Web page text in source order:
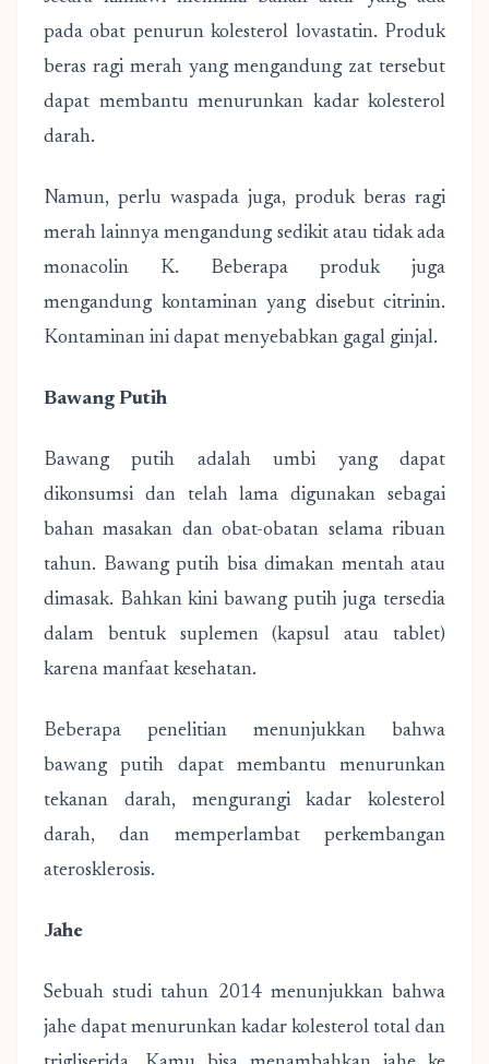
pada obat penurun kolesterol lovastatin. Produk
beras ragi merah yang mengandung zat tersebut
dapat membantu menurunkan kadar kolesterol
darah.
Namun, perlu waspada juga, produk beras ragi
merah lainnya mengandung sedikit atau tidak ada
monacolin K. Beberapa produk juga
mengandung kontaminan yang disebut citrinin.
Kontaminan ini dapat menyebabkan gagal ginjal.
Bawang Putih
Bawang putih adalah umbi yang dapat
dikonsumsi dan telah lama digunakan sebagai
bahan masakan dan obat-obatan selama ribuan
tahun. Bawang putih bisa dimakan mentah atau
dimasak. Bahkan kini bawang putih juga tersedia
dalam bentuk suplemen (kapsul atau tablet)
karena manfaat kesehatan.
Beberapa penelitian menunjukkan bahwa
bawang putih dapat membantu menurunkan
tekanan darah, mengurangi kadar kolesterol
darah, dan memperlambat perkembangan
aterosklerosis.
Jahe
Sebuah studi tahun 2014 menunjukkan bahwa
jahe dapat menurunkan kadar kolesterol total dan